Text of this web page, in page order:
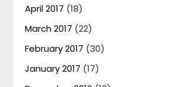
April 2017 (18)
March 2017 (22)
February 2017 (30)
January 2017 (17)